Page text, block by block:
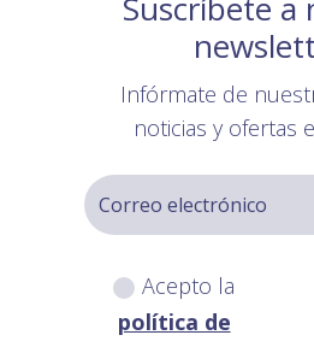
Infórmate de
noticias y ofertas
Acepto la
política de